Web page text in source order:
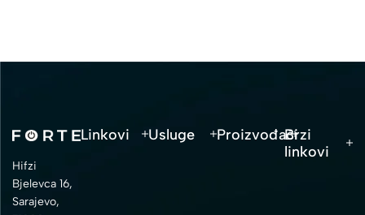
Hifzi
Bjelevca 16,
Sarajevo,
Linkovi Usluge ProizvođačiBrzi
linkovi